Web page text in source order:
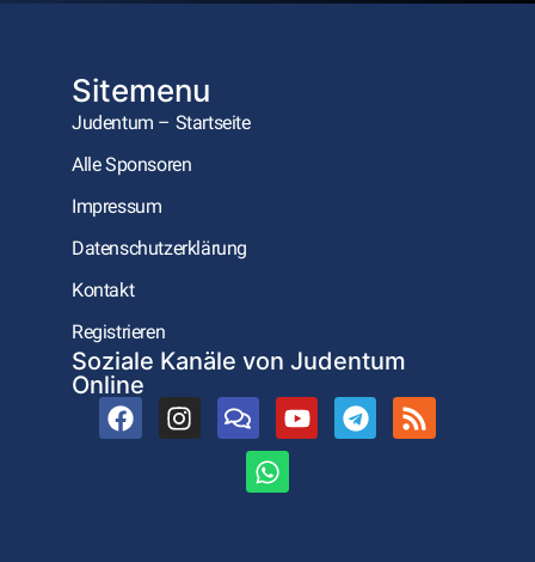
Sitemenu
Judentum – Startseite
Alle Sponsoren
Impressum
Datenschutzerklärung
Kontakt
Registrieren
Soziale Kanäle von Judentum
Online